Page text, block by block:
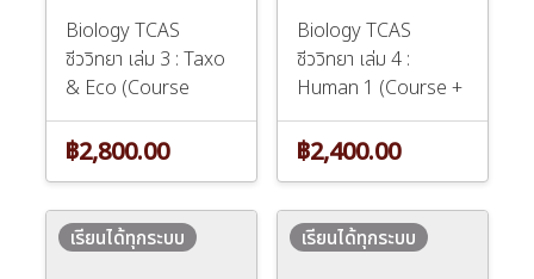
Biology TCAS
ชีววิทยา เล่ม 3 : Taxo
& Eco (Course
฿2,800.00
Biology TCAS
ชีววิทยา เล่ม 4 :
Human 1 (Course +
P
฿2,400.00
เรียนได้ทุกระบบ เรียนได้ทุกระบบ